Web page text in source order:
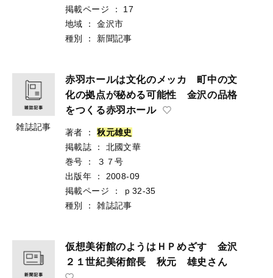
掲載ページ
：
17
地域
：
金沢市
種別
： 新聞記事
雑誌記事
赤羽ホールは文化のメッカ 町中の文
化の拠点が秘める可能性 金沢の品格
をつくる赤羽ホール
著者 ： 秋元雄史
掲載誌
：
北國文華
巻号
：
３７号
出版年
：
2008-09
掲載ページ
：
ｐ32-35
種別
： 雑誌記事
仮想美術館のようはＨＰめざす 金沢
２１世紀美術館長 秋元 雄史さん